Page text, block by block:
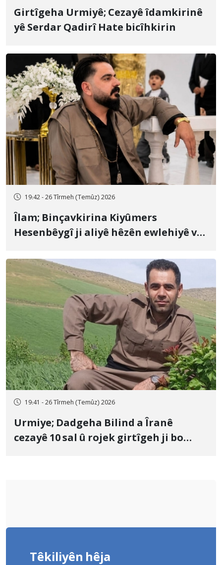
Girtîgeha Urmiyê; Cezayê îdamkirinê
yê Serdar Qadirî Hate bicîhkirin
19:42 - 26 Tîrmeh (Temûz) 2026
Îlam; Binçavkirina Kiyûmers
Hesenbêygî ji aliyê hêzên ewlehiyê ve
19:41 - 26 Tîrmeh (Temûz) 2026
Urmiye; Dadgeha Bilind a Îranê
cezayê 10 sal û rojek girtîgeh ji bo
Têkiliyên hêja